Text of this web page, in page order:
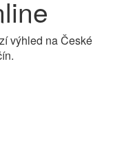
výhled na České